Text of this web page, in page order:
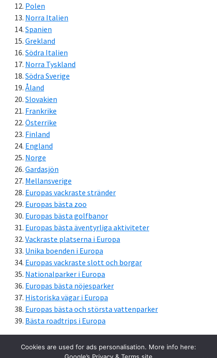
Polen
Norra Italien
Spanien
Grekland
Södra Italien
Norra Tyskland
Södra Sverige
Åland
Slovakien
Frankrike
Österrike
Finland
England
Norge
Gardasjön
Mellansverige
Europas vackraste stränder
Europas bästa zoo
Europas bästa golfbanor
Europas bästa äventyrliga aktiviteter
Vackraste platserna i Europa
Unika boenden i Europa
Europas vackraste slott och borgar
Nationalparker i Europa
Europas bästa nöjesparker
Historiska vägar i Europa
Europas bästa och största vattenparker
Bästa roadtrips i Europa
Cookies are used for ads personalisation. More info here: